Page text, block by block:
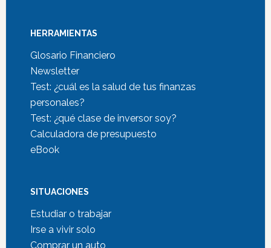
HERRAMIENTAS
Glosario Financiero
Newsletter
Test: ¿cuál es la salud de tus finanzas
personales?
Test: ¿qué clase de inversor soy?
Calculadora de presupuesto
eBook
SITUACIONES
Estudiar o trabajar
Irse a vivir solo
Comprar un auto